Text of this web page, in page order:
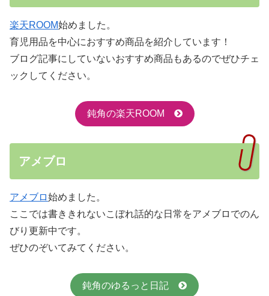
楽天ROOM始めました。
育児用品を中心におすすめ商品を紹介しています！
ブログ記事にしていないおすすめ商品もあるのでぜひチェ
ックしてください。
鈍角の楽天ROOM
アメブロ
アメブロ始めました。
ここでは書ききれないこぼれ話的な日常をアメブロでのん
びり更新中です。
ぜひのぞいてみてください。
鈍角のゆるっと日記